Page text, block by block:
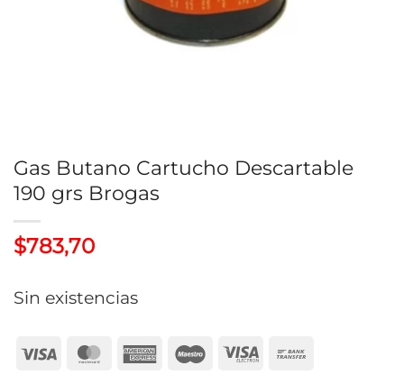
Gas Butano Cartucho Descartable
190 grs Brogas
$783,70
Sin existencias
Visa MasterCardAmericanMaestroVisa